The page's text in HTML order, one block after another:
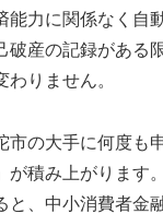
能力に関係なく自
破産の記録がある
りません。
市の大手に何度も
が積み上がります
と、中小消費者金